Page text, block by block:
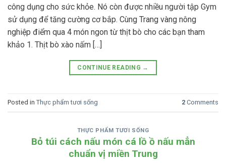
công dụng cho sức khỏe. Nó còn được nhiều người tập Gym
sử dụng để tăng cường cơ bắp. Cùng Trang vàng nông
nghiệp điểm qua 4 món ngon từ thịt bò cho các bạn tham
khảo 1. Thịt bò xào nấm […]
CONTINUE READING →
Posted in Thực phẩm tươi sống 2 Comments
THỰC PHẨM TƯƠI SỐNG
Bỏ túi cách nấu món cá lồ ồ nấu mẳn
chuẩn vị miền Trung